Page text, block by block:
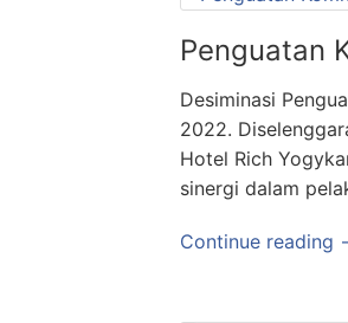
Penguatan
Desiminasi
2022.
Hotel Rich
sinergi dalam
Continue reading